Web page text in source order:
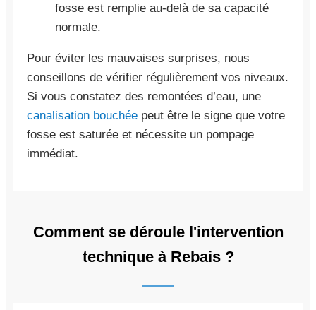
fosse est remplie au-delà de sa capacité
normale.
Pour éviter les mauvaises surprises, nous
conseillons de vérifier régulièrement vos niveaux.
Si vous constatez des remontées d’eau, une
canalisation bouchée peut être le signe que votre
fosse est saturée et nécessite un pompage
immédiat.
Comment se déroule l'intervention
technique à Rebais ?